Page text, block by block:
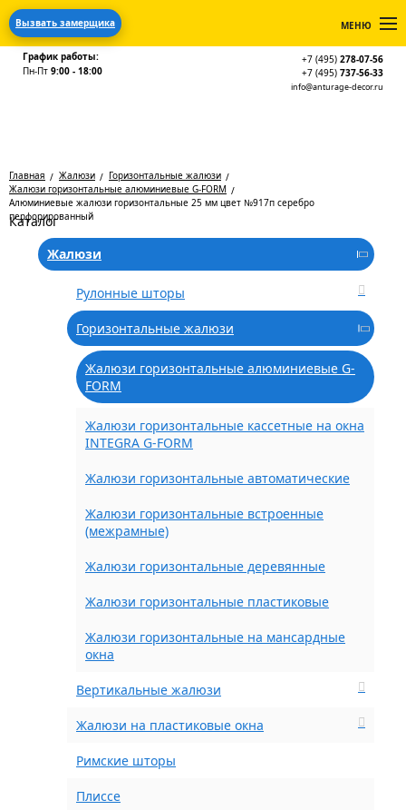
Вызвать замерщика МЕНЮ
График работы:
Пн-Пт 9:00 - 18:00
+7 (495) 278-07-56
+7 (495) 737-56-33
info@anturage-decor.ru
Главная Жалюзи
Горизонтальные жалюзи
Жалюзи горизонтальные алюминиевые G-FORM
Алюминиевые жалюзи горизонтальные 25 мм цвет №917п серебро
перфорированный
Каталог
Жалюзи
Рулонные шторы
Горизонтальные жалюзи
Жалюзи горизонтальные алюминиевые G-
FORM
Жалюзи горизонтальные кассетные на окна
INTEGRA G-FORM
Жалюзи горизонтальные автоматические
Жалюзи горизонтальные встроенные
(межрамные)
Жалюзи горизонтальные деревянные
Жалюзи горизонтальные пластиковые
Жалюзи горизонтальные на мансардные
окна
Вертикальные жалюзи
Жалюзи на пластиковые окна
Римские шторы
Плиссе